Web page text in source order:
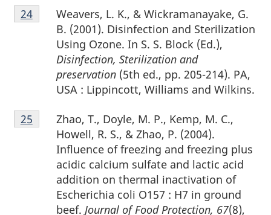
Notes
de
Weavers, L. K., & Wickramanayake, G.
B. (2001). Disinfection and Sterilization
Using Ozone. In S. S. Block (Ed.),
Disinfection, Sterilization and
preservation(5th ed., pp. 205-214). PA,
USA : Lippincott, Williams and Wilkins.
Retour à la référence de la note de bas de page
24
Notes
de
Zhao, T., Doyle, M. P., Kemp, M. C.,
Howell, R. S., & Zhao, P. (2004).
Influence of freezing and freezing plus
acidic calcium sulfate and lactic acid
addition on thermal inactivation of
Escherichia coli O157 : H7 in ground
beef. Journal of Food Protection, 67(8),
Retour à la référence de la note de bas de page
25